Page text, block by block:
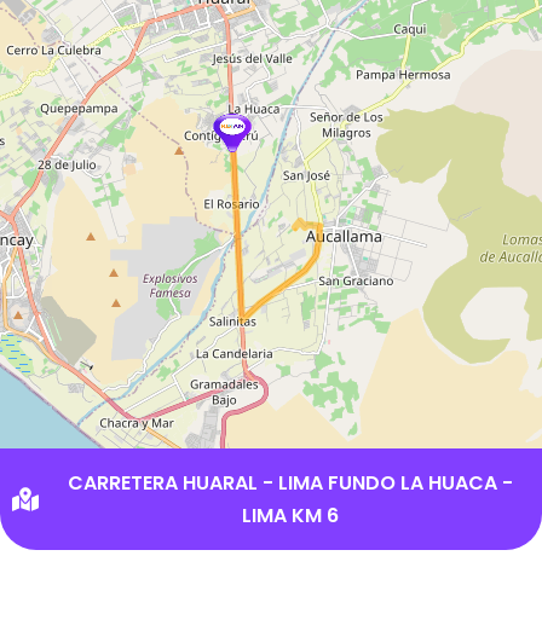
CARRETERA HUARAL - LIMA FUNDO LA HUACA -
LIMA KM 6